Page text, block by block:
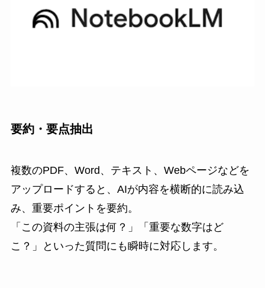
要約・要点抽出
複数のPDF、Word、テキスト、Webページなどを
アップロードすると、AIが内容を横断的に読み込
み、重要ポイントを要約。
「この資料の主張は何？」「重要な数字はど
こ？」といった質問にも瞬時に対応します。